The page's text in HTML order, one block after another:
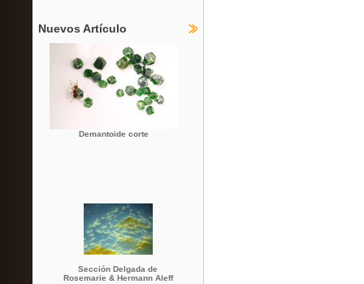
Nuevos Artículo
Demantoide corte
Sección Delgada de
Rosemarie & Hermann Aleff